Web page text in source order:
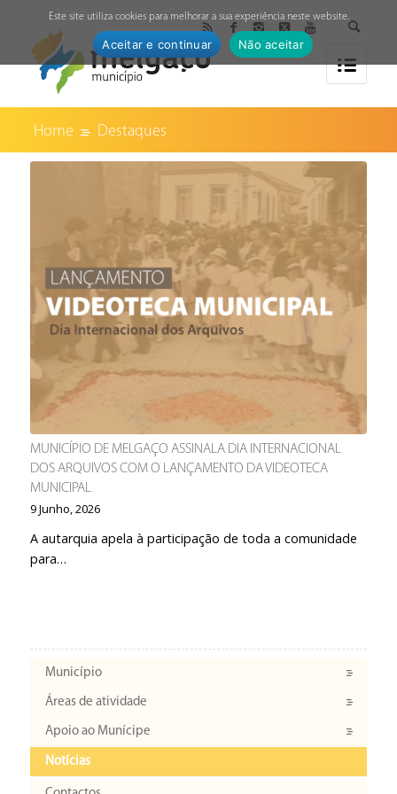
Home Destaques
MUNICÍPIO DE MELGAÇO ASSINALA DIA INTERNACIONAL
DOS ARQUIVOS COM O LANÇAMENTO DA VIDEOTECA
MUNICIPAL
9 Junho, 2026
A autarquia apela à participação de toda a comunidade
para…
Município
Áreas de atividade
Apoio ao Munícipe
Notícias
Este site utiliza cookies para melhorar a sua experiência neste website.
Aceitar e continuar Não aceitar